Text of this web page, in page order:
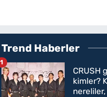
Trend Haberler
CRUSH
kimler?
1